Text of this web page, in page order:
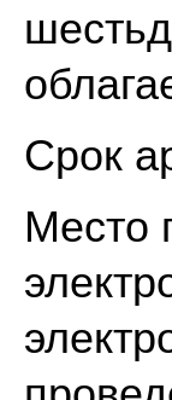
Срок
Место